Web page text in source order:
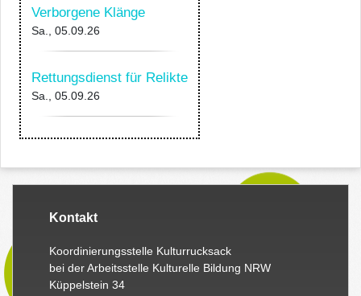
Verborgene Klänge
Sa., 05.09.26
Rettungsdienst für Relikte
Sa., 05.09.26
Kontakt
Koordinierungsstelle Kulturrucksack
bei der Arbeitsstelle Kulturelle Bildung NRW
Küppelstein 34